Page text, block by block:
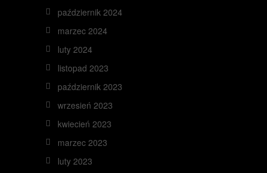
październik 2024
marzec 2024
luty 2024
listopad 2023
październik 2023
wrzesień 2023
kwiecień 2023
marzec 2023
luty 2023